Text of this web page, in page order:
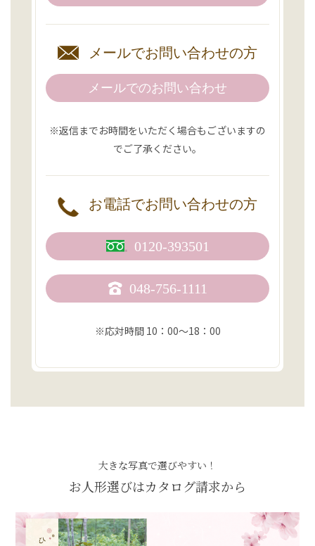
メールでお問い合わせの方
メールでのお問い合わせ
※返信までお時間をいただく場合もございますの
でご了承ください。
お電話でお問い合わせの方
0120-393501
048-756-1111
※応対時間 10：00〜18：00
大きな写真で選びやすい！
お人形選びはカタログ請求から